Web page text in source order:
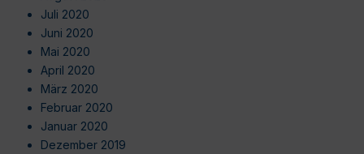
Juli 2020
Juni 2020
Mai 2020
April 2020
März 2020
Februar 2020
Januar 2020
Dezember 2019